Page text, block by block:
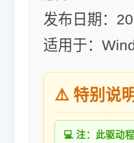
发布日期：
适用于：
⚠️ 特别说
💻 注：此驱动